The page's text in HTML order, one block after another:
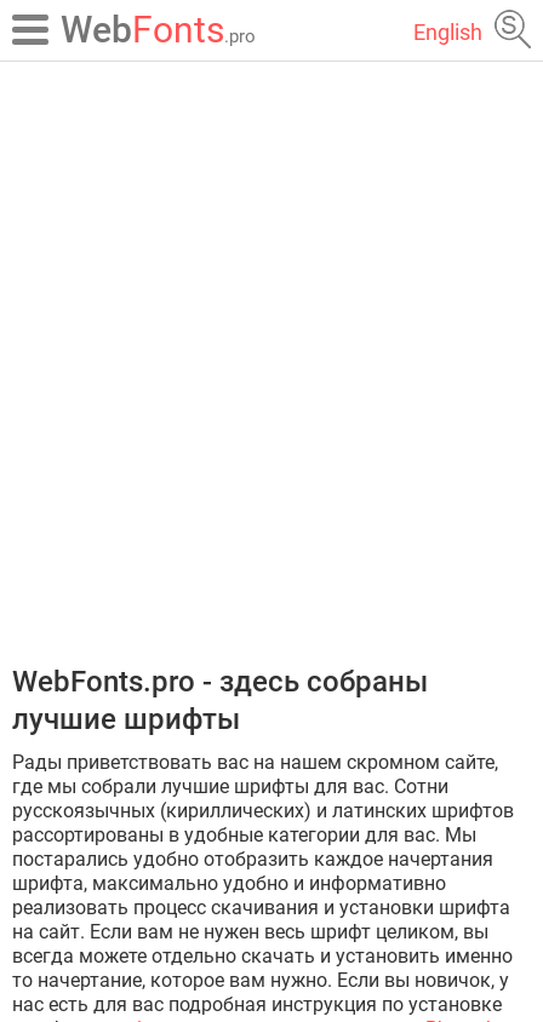
WebFonts.pro English
WebFonts.pro - здесь собраны
лучшие шрифты
Рады приветствовать вас на нашем скромном сайте,
где мы собрали лучшие шрифты для вас. Сотни
русскоязычных (кириллических) и латинских шрифтов
рассортированы в удобные категории для вас. Мы
постарались удобно отобразить каждое начертания
шрифта, максимально удобно и информативно
реализовать процесс скачивания и установки шрифта
на сайт. Если вам не нужен весь шрифт целиком, вы
всегда можете отдельно скачать и установить именно
то начертание, которое вам нужно. Если вы новичок, у
нас есть для вас подробная инструкция по установке